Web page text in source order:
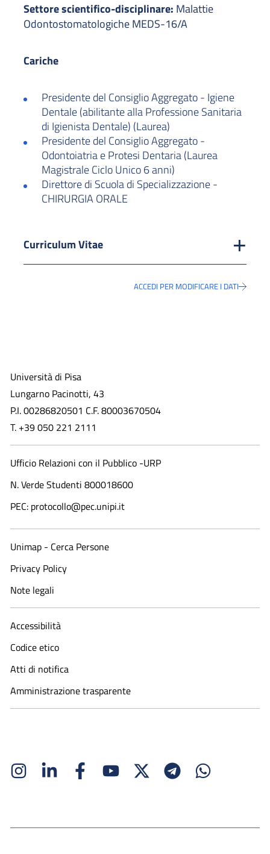
Settore scientifico-disciplinare: Malattie
Odontostomatologiche MEDS-16/A
Cariche
Presidente del Consiglio Aggregato - Igiene
Dentale (abilitante alla Professione Sanitaria
di Igienista Dentale) (Laurea)
Presidente del Consiglio Aggregato -
Odontoiatria e Protesi Dentaria (Laurea
Magistrale Ciclo Unico 6 anni)
Direttore di Scuola di Specializzazione -
CHIRURGIA ORALE
Curriculum Vitae
ACCEDI PER MODIFICARE I DATI
Università di Pisa
Lungarno Pacinotti, 43
P.I. 00286820501 C.F. 80003670504
T. +39 050 221 2111
Ufficio Relazioni con il Pubblico -URP
N. Verde Studenti 800018600​
PEC: protocollo@pec.unipi.it
Unimap - Cerca Persone
Privacy Policy
Note legali
Accessibilità
Codice etico
Atti di notifica
Amministrazione trasparente